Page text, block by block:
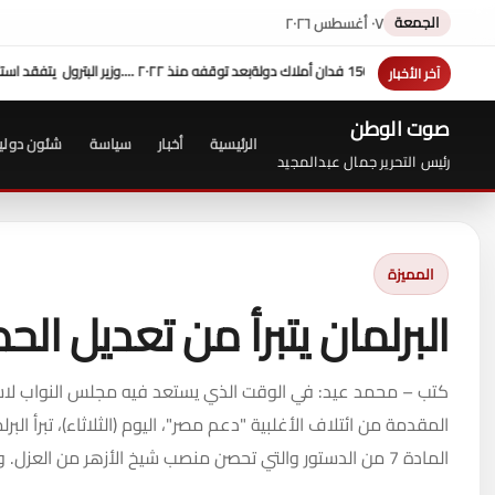
الجمعة ٠٧ أغسطس ٢٠٢٦
آخر الأخبار
صوت الوطن
رئيس التحرير جمال عبدالمجيد
الرئيسية أخبار سياسة شئون
المميزة
البرلمان يتبرأ من تعديل
كتب – محمد عيد: في الوقت الذي يستعد فيه مجلس النواب
المقدمة من ائتلاف الأغلبية "دعم مصر"، اليوم (الثلاثاء)،
المادة 7 من الدستور والتي تحصن منصب شيخ الأزهر من العزل. وتواصل اللجنة العامة للبرلم